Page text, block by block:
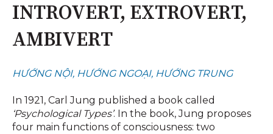
INTROVERT, EXTROVERT,
AMBIVERT
HƯỚNG NỘI, HƯỚNG NGOẠI, HƯỚNG TRUNG
In 1921, Carl Jung published a book called
‘Psychological Types’. In the book, Jung proposes
four main functions of consciousness: two